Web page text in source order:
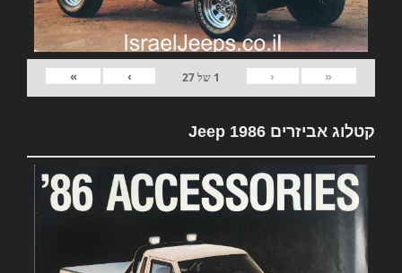
«
‹
1 של27
›
»
קטלוג אביזרים Jeep 1986